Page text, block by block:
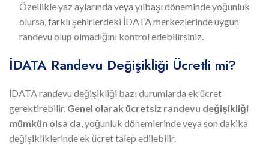
Özellikle yaz aylarında veya yılbaşı döneminde yoğunluk
olursa, farklı şehirlerdeki İDATA merkezlerinde uygun
randevu olup olmadığını kontrol edebilirsiniz.
İDATA Randevu Değişikliği Ücretli mi?
İDATA randevu değişikliği bazı durumlarda ek ücret
gerektirebilir. Genel olarak ücretsiz randevu değişikliği
mümkün olsa da, yoğunluk dönemlerinde veya son dakika
değişikliklerinde ek ücret talep edilebilir.